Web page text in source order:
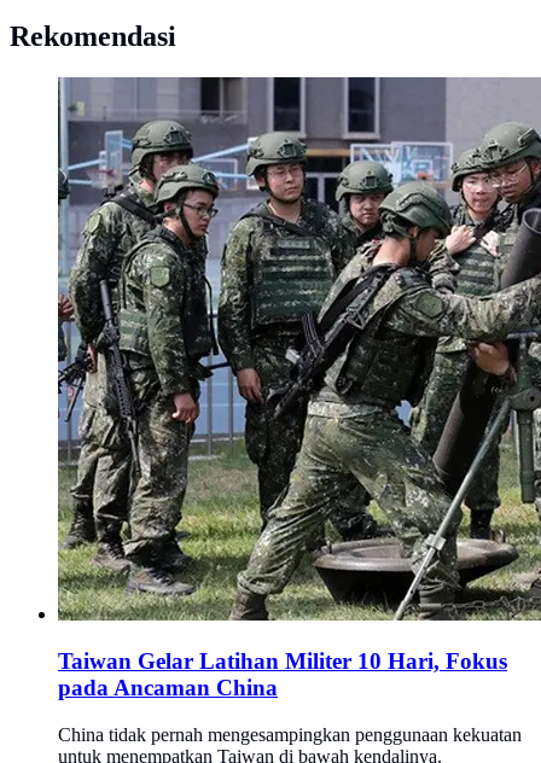
Rekomendasi
Taiwan Gelar Latihan Militer 10 Hari, Fokus
pada Ancaman China
China tidak pernah mengesampingkan penggunaan kekuatan
untuk menempatkan Taiwan di bawah kendalinya.